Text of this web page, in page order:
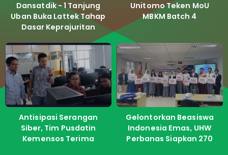
Dansatdik - 1 Tanjung
Uban Buka Lattek Tahap
Dasar Keprajuritan
Unitomo Teken MoU
MBKM Batch 4
Antisipasi Serangan
Siber, Tim Pusdatin
Kemensos Terima
Pelatihan dari ITS
Gelontorkan Beasiswa
Indonesia Emas, UHW
Perbanas Siapkan 270